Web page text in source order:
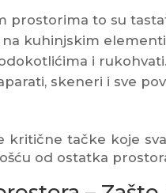
prostorima to su
kuhinjskim
i rukohvati.
skeneri i sve
kritične tačke koje
od ostatka